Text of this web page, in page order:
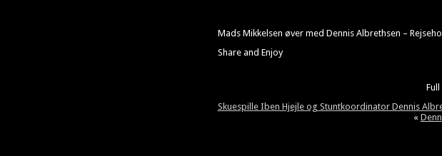
Mads Mikkelsen øver med Dennis Albrethsen –
Share and Enjoy
Full
Skuespille Iben Hjejle og Stuntkoordinator Dennis
«